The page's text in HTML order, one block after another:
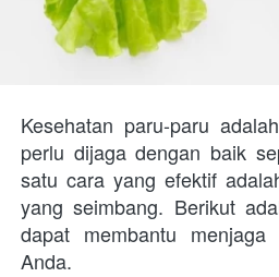
Kesehatan paru-paru
perlu dijaga dengan baik
satu cara yang efektif
yang seimbang. Berikut
dapat membantu menjaga
Anda.